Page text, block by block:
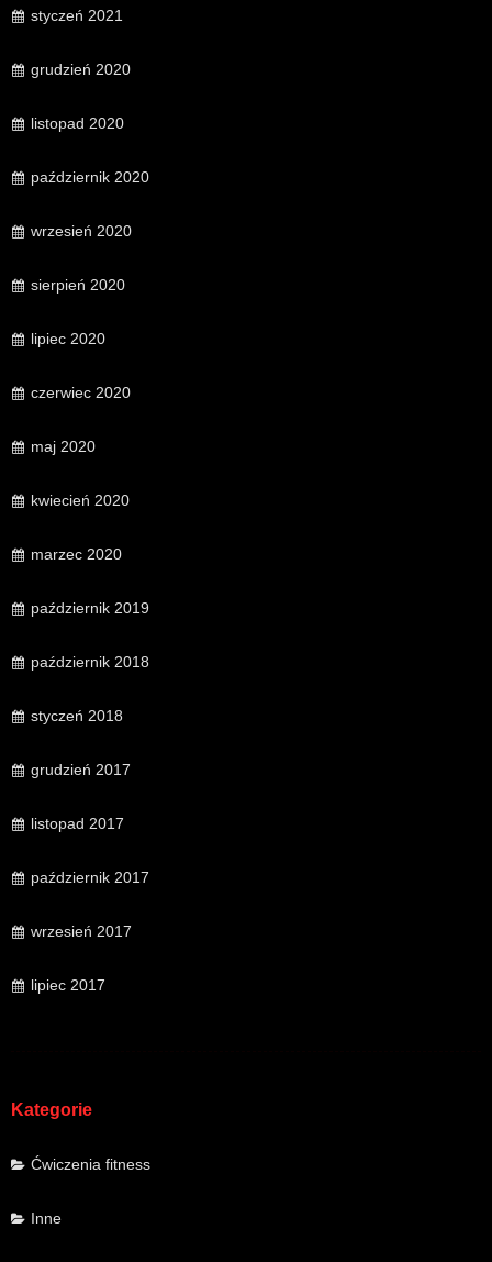
styczeń 2021
grudzień 2020
listopad 2020
październik 2020
wrzesień 2020
sierpień 2020
lipiec 2020
czerwiec 2020
maj 2020
kwiecień 2020
marzec 2020
październik 2019
październik 2018
styczeń 2018
grudzień 2017
listopad 2017
październik 2017
wrzesień 2017
lipiec 2017
Kategorie
Ćwiczenia fitness
Inne